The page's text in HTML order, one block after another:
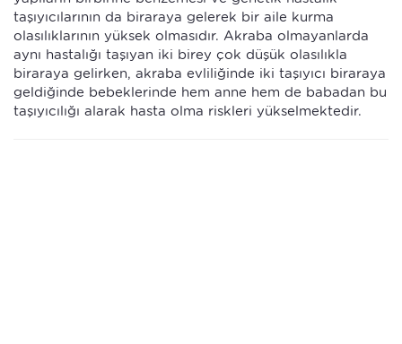
taşıyıcılarının da biraraya gelerek bir aile kurma
olasılıklarının yüksek olmasıdır. Akraba olmayanlarda
aynı hastalığı taşıyan iki birey çok düşük olasılıkla
biraraya gelirken, akraba evliliğinde iki taşıyıcı biraraya
geldiğinde bebeklerinde hem anne hem de babadan bu
taşıyıcılığı alarak hasta olma riskleri yükselmektedir.